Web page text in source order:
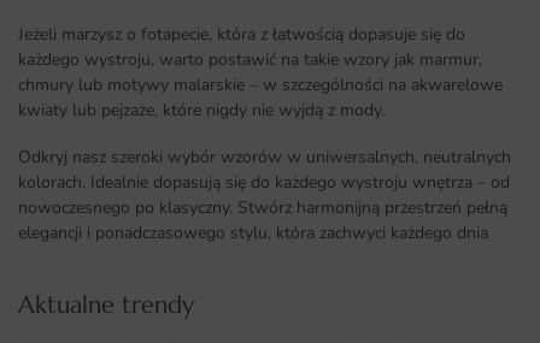
Jeżeli marzysz o fotapecie, która z łatwością dopasuje się do
każdego wystroju, warto postawić na takie wzory jak marmur,
chmury lub motywy malarskie – w szczególności na akwarelowe
kwiaty lub pejzaże, które nigdy nie wyjdą z mody.
Odkryj nasz szeroki wybór wzorów w uniwersalnych, neutralnych
kolorach. Idealnie dopasują się do każdego wystroju wnętrza – od
nowoczesnego po klasyczny. Stwórz harmonijną przestrzeń pełną
elegancji i ponadczasowego stylu, która zachwyci każdego dnia
Aktualne trendy​